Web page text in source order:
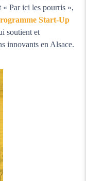
« Par ici les pourris »,
Start-Up
soutient et
innovants en Alsace.